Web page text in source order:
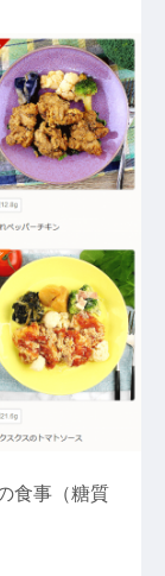
食事（糖質